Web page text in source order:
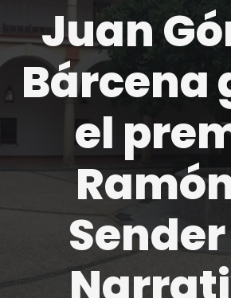
Juan
Bárcena
el